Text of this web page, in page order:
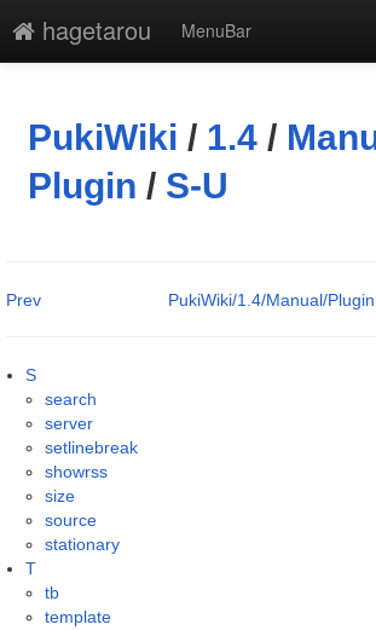
hagetarou
MenuBar
添付
凍結解除
PukiWiki / 1.4 /
Plugin / S-U
Prev PukiWiki/1.4/Manual/Plugin
S
search
server
setlinebreak
showrss
size
source
stationary
T
tb
template